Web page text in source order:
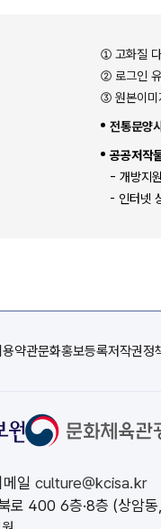
① 고화질
② 로그인 유
③ 원본이미
전통문양
공공저작
- 개방지
- 인터넷
용약관문화홍보등록저작권정
일 culture@kcisa.kr
로 400 6층·8층 (상암